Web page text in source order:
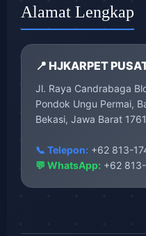
Alamat Lengkap
📍 HJKARPET
Jl. Raya Candrabaga
Pondok Ungu Permai,
Bekasi, Jawa Barat
📞 Telepon: +62 813-
💬 WhatsApp: +62